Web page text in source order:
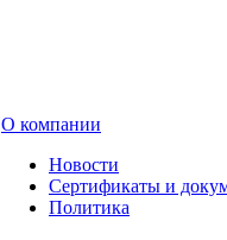
О компании
Новости
Сертификаты и
Политика